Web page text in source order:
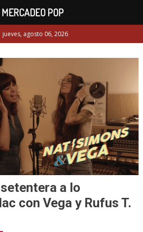
jueves, agosto 06, 2026
a lo
con Vega y Rufus T.
MERCADEO POP